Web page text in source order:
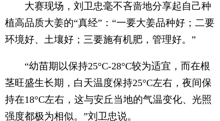
大赛现场，刘卫忠毫不吝啬地分享起自己种
植高品质大姜的“真经”：“一要大姜品种好；二要
环境好、土壤好；三要施有机肥，管理好。”
“幼苗期以保持25°C-28°C较为适宜，而在根
茎旺盛生长期，白天温度保持25°C左右，夜间保
持在18°C左右，这与安丘当地的气温变化、光照
强度都极为相似。”刘卫忠说。